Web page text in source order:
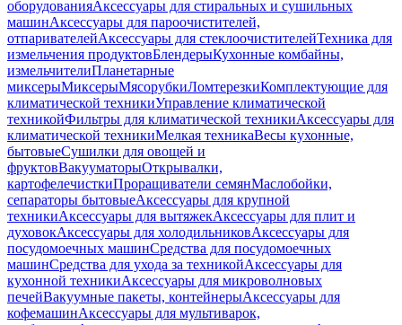
оборудованияАксессуары для стиральных и сушильных
машинАксессуары для пароочистителей,
отпаривателейАксессуары для стеклоочистителейТехника для
измельчения продуктовБлендерыКухонные комбайны,
измельчителиПланетарные
миксерыМиксерыМясорубкиЛомтерезкиКомплектующие для
климатической техникиУправление климатической
техникойФильтры для климатической техникиАксессуары для
климатической техникиМелкая техникаВесы кухонные,
бытовыеСушилки для овощей и
фруктовВакууматорыОткрывалки,
картофелечисткиПроращиватели семянМаслобойки,
сепараторы бытовыеАксессуары для крупной
техникиАксессуары для вытяжекАксессуары для плит и
духовокАксессуары для холодильниковАксессуары для
посудомоечных машинСредства для посудомоечных
машинСредства для ухода за техникойАксессуары для
кухонной техникиАксессуары для микроволновых
печейВакуумные пакеты, контейнерыАксессуары для
кофемашинАксессуары для мультиварок,